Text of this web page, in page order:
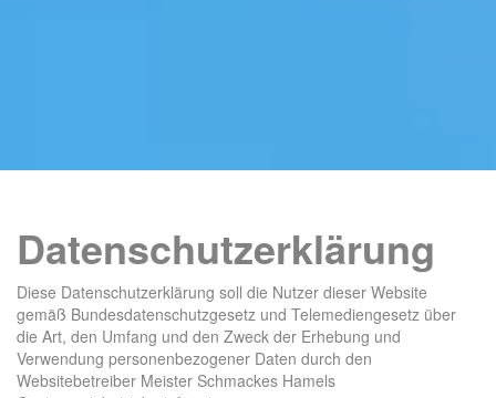
Datenschutzerklärung
Diese Datenschutzerklärung soll die Nutzer dieser Website
gemäß Bundesdatenschutzgesetz und Telemediengesetz über
die Art, den Umfang und den Zweck der Erhebung und
Verwendung personenbezogener Daten durch den
Websitebetreiber Meister Schmackes Hamels